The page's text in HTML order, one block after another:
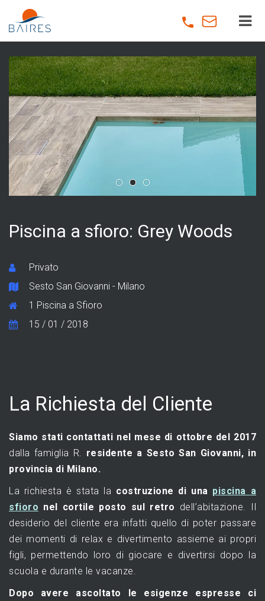
main
content
Piscina a sfioro: Grey Woods
Privato
Sesto San Giovanni - Milano
1 Piscina a Sfioro
15 / 01 / 2018
La Richiesta del Cliente
Siamo stati contattati nel mese di ottobre del 2017
dalla famiglia R. residente a Sesto San Giovanni, in
provincia di Milano.
La richiesta è stata la costruzione di una piscina a
sfioro nel cortile posto sul retro dell’abitazione. Il
desiderio del cliente era infatti quello di poter passare
dei momenti di relax e divertimento assieme ai propri
figli, permettendo loro di giocare e divertirsi dopo la
scuola e durante le vacanze.
Dopo avere ascoltato le esigenze espresse ci